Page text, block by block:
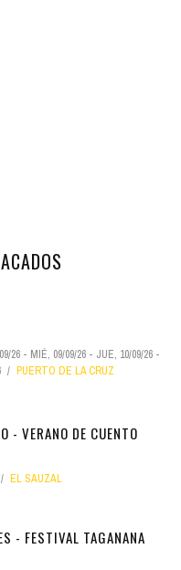
26 - MIÉ, 09/09/26 - JUE, 10/09/26 -
PUERTO DE LA CRUZ
- VERANO DE CUENTO
EL SAUZAL
- FESTIVAL TAGANANA